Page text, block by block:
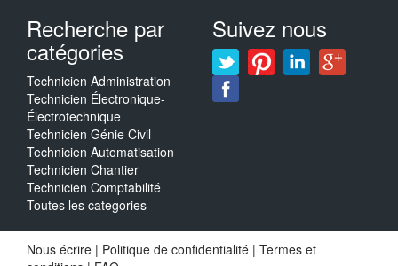
Recherche par
catégories
Technicien Administration
Technicien Électronique-
Électrotechnique
Technicien Génie Civil
Technicien Automatisation
Technicien Chantier
Technicien Comptabilité
Toutes les categories
Suivez nous
Nous écrire | Politique de confidentialité | Termes et